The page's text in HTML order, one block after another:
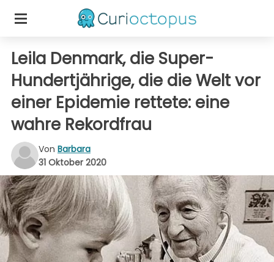
Leila Denmark, die Super-
Hundertjährige, die die Welt vor
einer Epidemie rettete: eine
wahre Rekordfrau
Von Barbara
31 Oktober 2020